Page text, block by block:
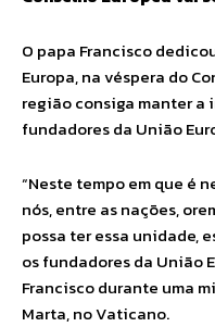
O papa Francisco
Europa, na véspera do
região consiga manter a
fundadores da União
“Neste tempo em que é
nós, entre as nações,
possa ter essa unidade,
os fundadores da União
Francisco durante uma
Marta, no Vaticano.